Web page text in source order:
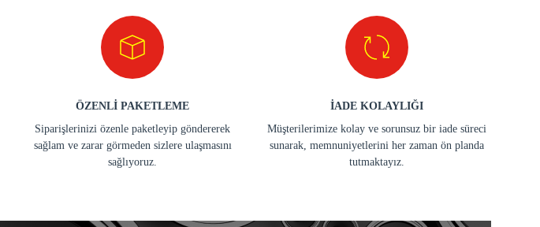
ÖZENLİ PAKETLEME
Siparişlerinizi özenle paketleyip göndererek
sağlam ve zarar görmeden sizlere ulaşmasını
sağlıyoruz.
İADE KOLAYLIĞI
Müşterilerimize kolay ve sorunsuz bir iade süreci
sunarak, memnuniyetlerini her zaman ön planda
tutmaktayız.